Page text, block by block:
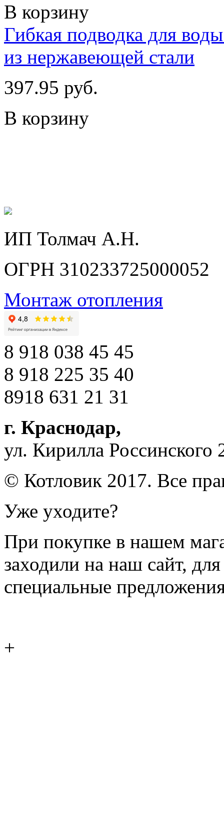
В корзину
Гибкая подводка для
из нержавеющей стали
397.95 руб.
В корзину
ИП Толмач А.Н.
ОГРН 310233725000052
Монтаж отопления
8 918 038 45 45
8 918 225 35 40
8918 631 21 31
г. Краснодар,
ул. Кирилла Россинского
© Котловик 2017. Все
Уже уходите?
При покупке в нашем
заходили на наш сайт,
специальные
+